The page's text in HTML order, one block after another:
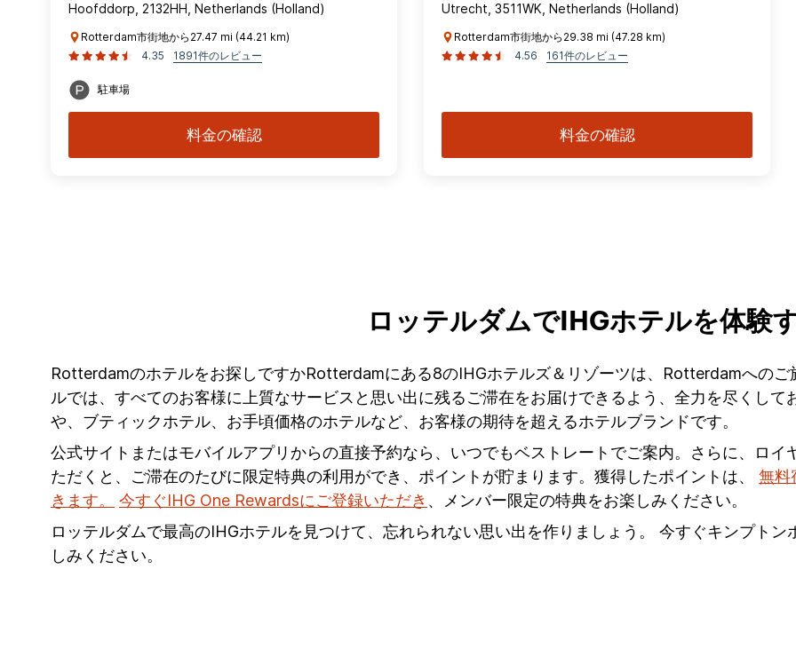
Hoofddorp, 2132HH, Netherlands (Holland)
Rotterdam市街地から27.47 mi (44.21 km)
4.35
1891件のレビュー
駐車場
料金の確認
Utrecht, 3511WK, Netherlands (Holland)
Rotterdam市街地から29.38 mi (47.28 km)
4.56
161件のレビュー
料金の確認
ロッテルダムでIHGホテルを体験
Rotterdamのホテルをお探しですかRotterdamにある8のIHGホテルズ＆リゾーツは、Rotterdamへの
ルでは、すべてのお客様に上質なサービスと思い出に残るご滞在をお届けできるよう、全力を尽くし
や、ブティックホテル、お手頃価格のホテルなど、お客様の期待を超えるホテルブランドです。
公式サイトまたはモバイルアプリからの直接予約なら、いつでもベストレートでご案内。さらに、ロ
ただくと、ご滞在のたびに限定特典の利用ができ、ポイントが貯まります。獲得したポイントは、 無料
きます。
今すぐIHG One Rewardsにご登録いただき 、メンバー限定の特典をお楽しみください。
ロッテルダムで最高のIHGホテルを見つけて、忘れられない思い出を作りましょう。 今すぐキンプト
しみください。